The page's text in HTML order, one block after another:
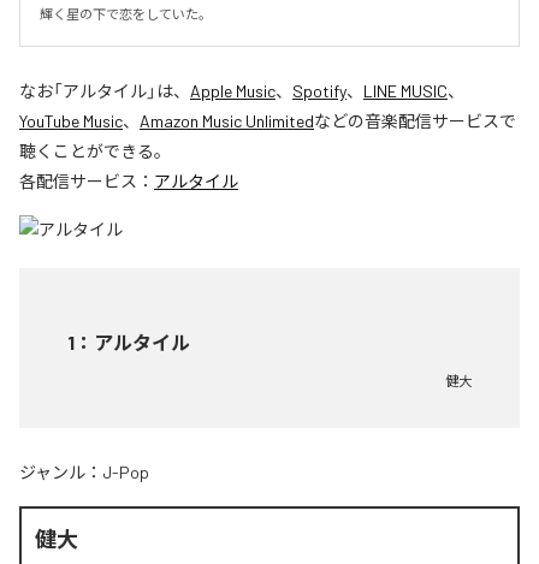
輝く星の下で恋をしていた。
なお「アルタイル」は、 Apple Music、 Spotify、 LINE MUSIC、
YouTube Music、 Amazon Music Unlimitedなどの音楽配信サービスで
聴くことができる。
各配信サービス： アルタイル
1 ： アルタイル
健大
ジャンル： J-Pop
健大